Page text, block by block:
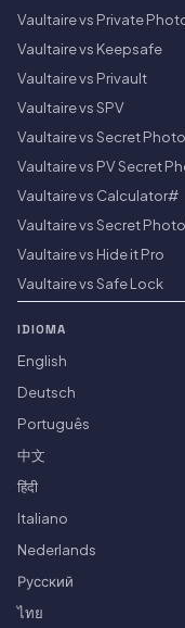
Vaultaire vs Private
Vaultaire vs Keepsafe
Vaultaire vs Privault
Vaultaire vs SPV
Vaultaire vs Secret
Vaultaire vs PV Secret
Vaultaire vs Calculator#
Vaultaire vs Secret
Vaultaire vs Hide it Pro
Vaultaire vs Safe Lock
IDIOMA
English
Deutsch
Português
中文
हिंदी
Italiano
Nederlands
Русский
ไทย